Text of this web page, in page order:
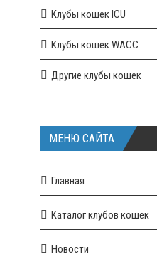
Клубы кошек ICU
Клубы кошек WACC
Другие клубы кошек
МЕНЮ САЙТА
Главная
Каталог клубов кошек
Новости